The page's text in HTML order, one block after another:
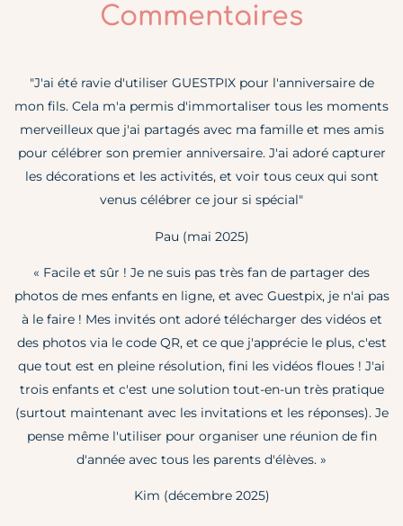
Commentaires
"J'ai été ravie d'utiliser GUESTPIX pour l'anniversaire de
mon fils. Cela m'a permis d'immortaliser tous les moments
merveilleux que j'ai partagés avec ma famille et mes amis
pour célébrer son premier anniversaire. J'ai adoré capturer
les décorations et les activités, et voir tous ceux qui sont
venus célébrer ce jour si spécial"
Pau (mai 2025)
« Facile et sûr ! Je ne suis pas très fan de partager des
photos de mes enfants en ligne, et avec Guestpix, je n'ai pas
à le faire ! Mes invités ont adoré télécharger des vidéos et
des photos via le code QR, et ce que j'apprécie le plus, c'est
que tout est en pleine résolution, fini les vidéos floues ! J'ai
trois enfants et c'est une solution tout-en-un très pratique
(surtout maintenant avec les invitations et les réponses). Je
pense même l'utiliser pour organiser une réunion de fin
d'année avec tous les parents d'élèves. »
Kim (décembre 2025)